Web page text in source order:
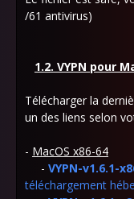
/61 antivirus)
1.2. VYPN pour
Télécharger la
un des liens selon
- MacOS x86-64
- VYPN-v1.6.1-
téléchargement